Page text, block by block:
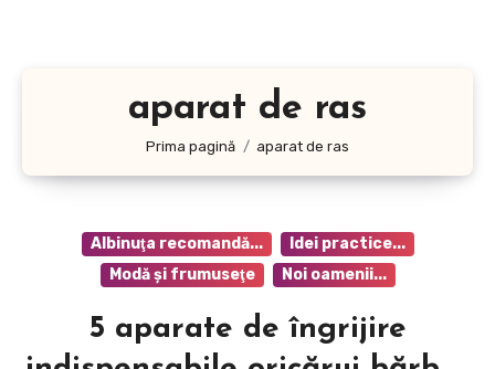
aparat de ras
Prima pagină aparat de ras
Albinuţa recomandă...
Idei practice...
Modă şi frumuseţe
Noi oamenii...
5 aparate de îngrijire